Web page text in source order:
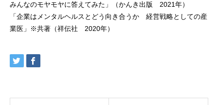
みんなのモヤモヤに答えてみた」（かんき出版 2021年）
「企業はメンタルヘルスとどう向き合うか 経営戦略としての産
業医」※共著（祥伝社 2020年）